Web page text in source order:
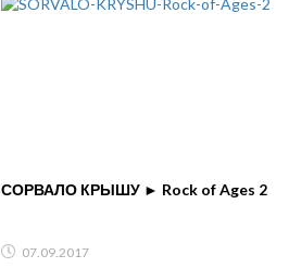
СОРВАЛО КРЫШУ ► Rock of Ages 2
07.09.2017